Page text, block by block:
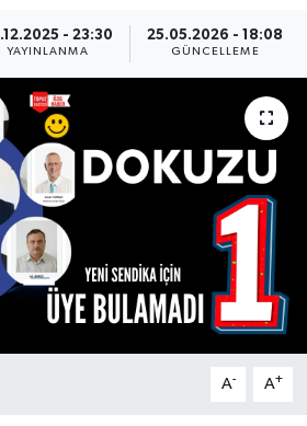
- 23:30
YAYINLANMA
25.05.2026 - 18:08
GÜNCELLEME
A- A+